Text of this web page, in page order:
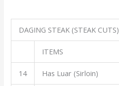
DAGING STEAK (STEAK CUTS)
ITEMS
14 Has Luar (Sirloin)